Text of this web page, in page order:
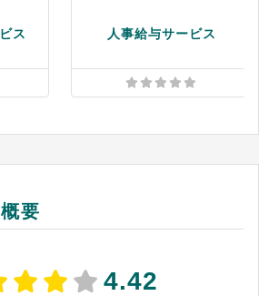
を防ぐための機能が充実してい
給与金額が入力欄のすぐ隣に表
ー管理や社会保険関連の事務に
ながら各種手続きを進めるこ
門性の高い業務を委託すること
ス 人事給与サービス
要
4.42